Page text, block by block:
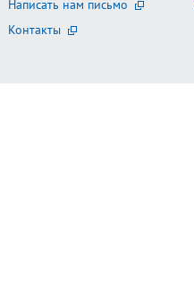
Написать нам письмо
Контакты